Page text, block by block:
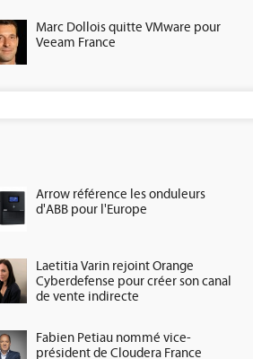
Marc Dollois quitte VMware pour
Veeam France
Arrow référence les onduleurs
d'ABB pour l'Europe
Laetitia Varin rejoint Orange
Cyberdefense pour créer son canal
de vente indirecte
Fabien Petiau nommé vice-
président de Cloudera France